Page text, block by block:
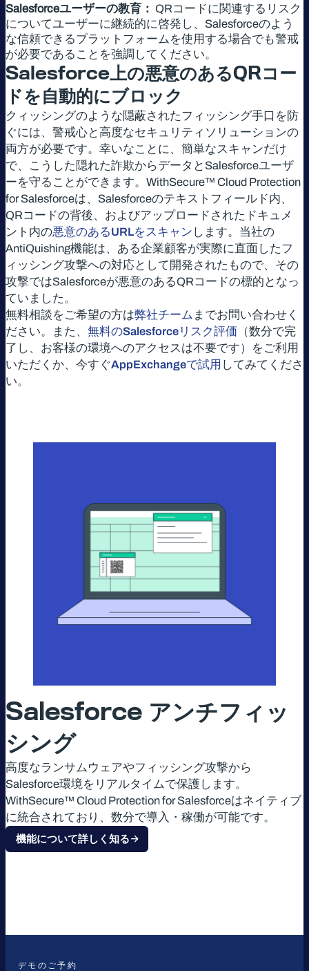
Salesforceユーザーの教育： QRコードに関連するリスク
についてユーザーに継続的に啓発し、Salesforceのよう
な信頼できるプラットフォームを使用する場合でも警戒
が必要であることを強調してください。
Salesforce上の悪意のあるQRコー
ドを自動的にブロック
クィッシングのような隠蔽されたフィッシング手口を防
ぐには、警戒心と高度なセキュリティソリューションの
両方が必要です。幸いなことに、簡単なスキャンだけ
で、こうした隠れた詐欺からデータとSalesforceユーザ
ーを守ることができます。WithSecure™ Cloud Protection
for Salesforceは、Salesforceのテキストフィールド内、
QRコードの背後、およびアップロードされたドキュメ
ント内の悪意のあるURLをスキャン します。当社の
AntiQuishing機能は、ある企業顧客が実際に直面したフ
ィッシング攻撃への対応として開発されたもので、その
攻撃ではSalesforceが悪意のあるQRコードの標的となっ
ていました。
無料相談をご希望の方は弊社チーム までお問い合わせく
ださい。また、 無料のSalesforceリスク評価 （数分で完
了し、お客様の環境へのアクセスは不要です）をご利用
いただくか、今すぐAppExchangeで試用 してみてくださ
い。
Salesforce アンチフィッ
シング
高度なランサムウェアやフィッシング攻撃から
Salesforce環境をリアルタイムで保護します。
WithSecure™ Cloud Protection for Salesforceはネイティブ
に統合されており、数分で導入・稼働が可能です。
機能について詳しく知る
デモのご予約